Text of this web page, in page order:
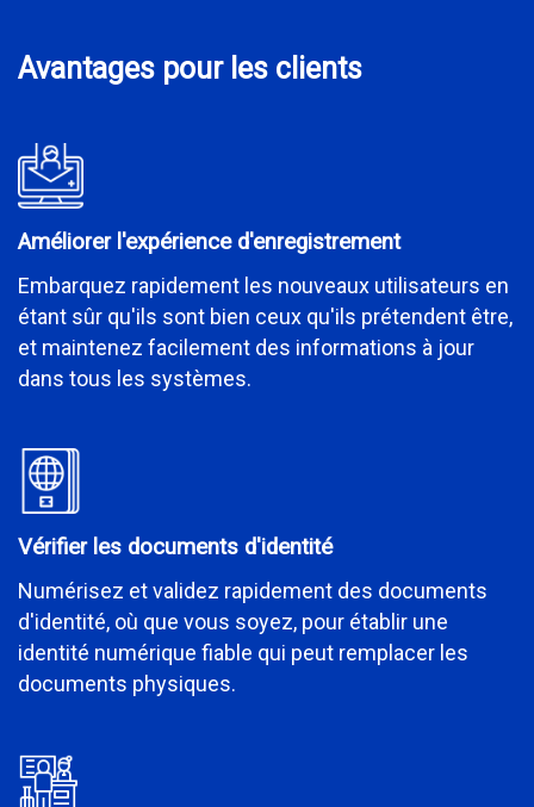
Avantages pour les clients
Améliorer l'expérience d'enregistrement
Embarquez rapidement les nouveaux utilisateurs en
étant sûr qu'ils sont bien ceux qu'ils prétendent être,
et maintenez facilement des informations à jour
dans tous les systèmes.
Vérifier les documents d'identité
Numérisez et validez rapidement des documents
d'identité, où que vous soyez, pour établir une
identité numérique fiable qui peut remplacer les
documents physiques.